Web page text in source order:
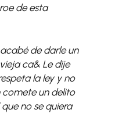
de esta
de darle un
ca& Le dije
la ley y no
un delito
no se quiera